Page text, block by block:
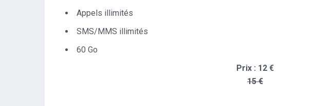
Appels illimités
SMS/MMS illimités
60 Go
Prix : 12 €
15 €